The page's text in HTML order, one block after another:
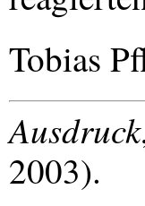
Tobias
Ausdruck
2003).